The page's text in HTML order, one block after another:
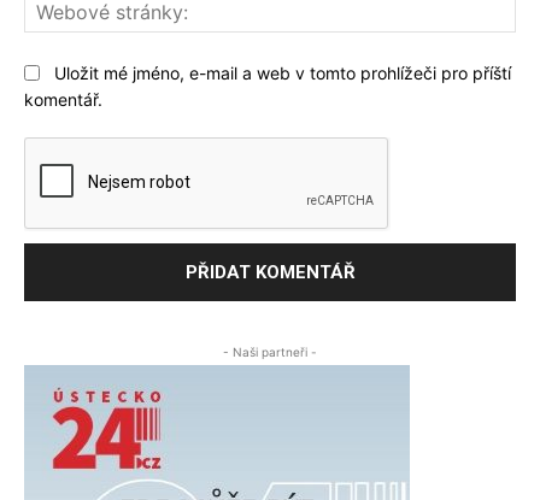
Uložit mé jméno, e-mail a web v tomto prohlížeči pro příští
komentář.
- Naši partneři -